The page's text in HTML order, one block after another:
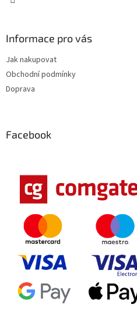
Informace pro vás
Jak nakupovat
Obchodní podmínky
Doprava
Facebook